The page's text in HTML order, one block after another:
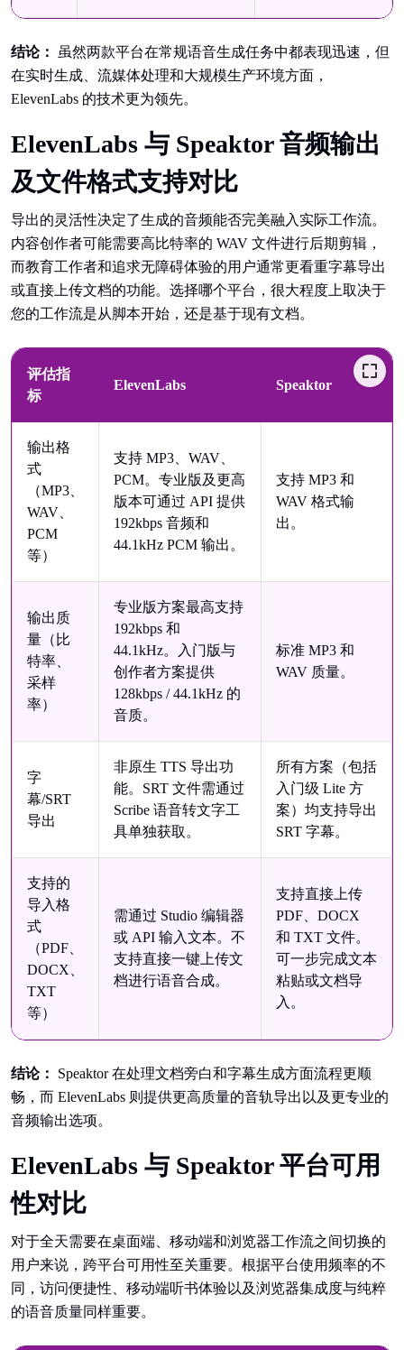
结论：
虽然两款平台在常规语音生成任务中都表现迅速，但
在实时生成、流媒体处理和大规模生产环境方面，
ElevenLabs 的技术更为领先。
ElevenLabs 与 Speaktor 音频输出
及文件格式支持对比
导出的灵活性决定了生成的音频能否完美融入实际工作流。
内容创作者可能需要高比特率的 WAV 文件进行后期剪辑，
而教育工作者和追求无障碍体验的用户通常更看重字幕导出
或直接上传文档的功能。选择哪个平台，很大程度上取决于
您的工作流是从脚本开始，还是基于现有文档。
评估指
标
ElevenLabs Speaktor
输出格
式
（MP3、
WAV、
PCM
等）
支持 MP3、WAV、
PCM。专业版及更高
版本可通过 API 提供
192kbps 音频和
44.1kHz PCM 输出。
支持 MP3 和
WAV 格式输
出。
输出质
量（比
特率、
采样
率）
专业版方案最高支持
192kbps 和
44.1kHz。入门版与
创作者方案提供
128kbps / 44.1kHz 的
音质。
标准 MP3 和
WAV 质量。
字
幕/SRT
导出
非原生 TTS 导出功
能。SRT 文件需通过
Scribe 语音转文字工
具单独获取。
所有方案（包括
入门级 Lite 方
案）均支持导出
SRT 字幕。
支持的
导入格
式
（PDF、
DOCX、
TXT
等）
需通过 Studio 编辑器
或 API 输入文本。不
支持直接一键上传文
档进行语音合成。
支持直接上传
PDF、DOCX
和 TXT 文件。
可一步完成文本
粘贴或文档导
入。
结论：
Speaktor 在处理文档旁白和字幕生成方面流程更顺
畅，而 ElevenLabs 则提供更高质量的音轨导出以及更专业的
音频输出选项。
ElevenLabs 与 Speaktor 平台可用
性对比
对于全天需要在桌面端、移动端和浏览器工作流之间切换的
用户来说，跨平台可用性至关重要。根据平台使用频率的不
同，访问便捷性、移动端听书体验以及浏览器集成度与纯粹
的语音质量同样重要。